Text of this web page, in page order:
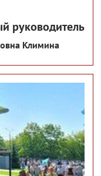
руководитель
Климина